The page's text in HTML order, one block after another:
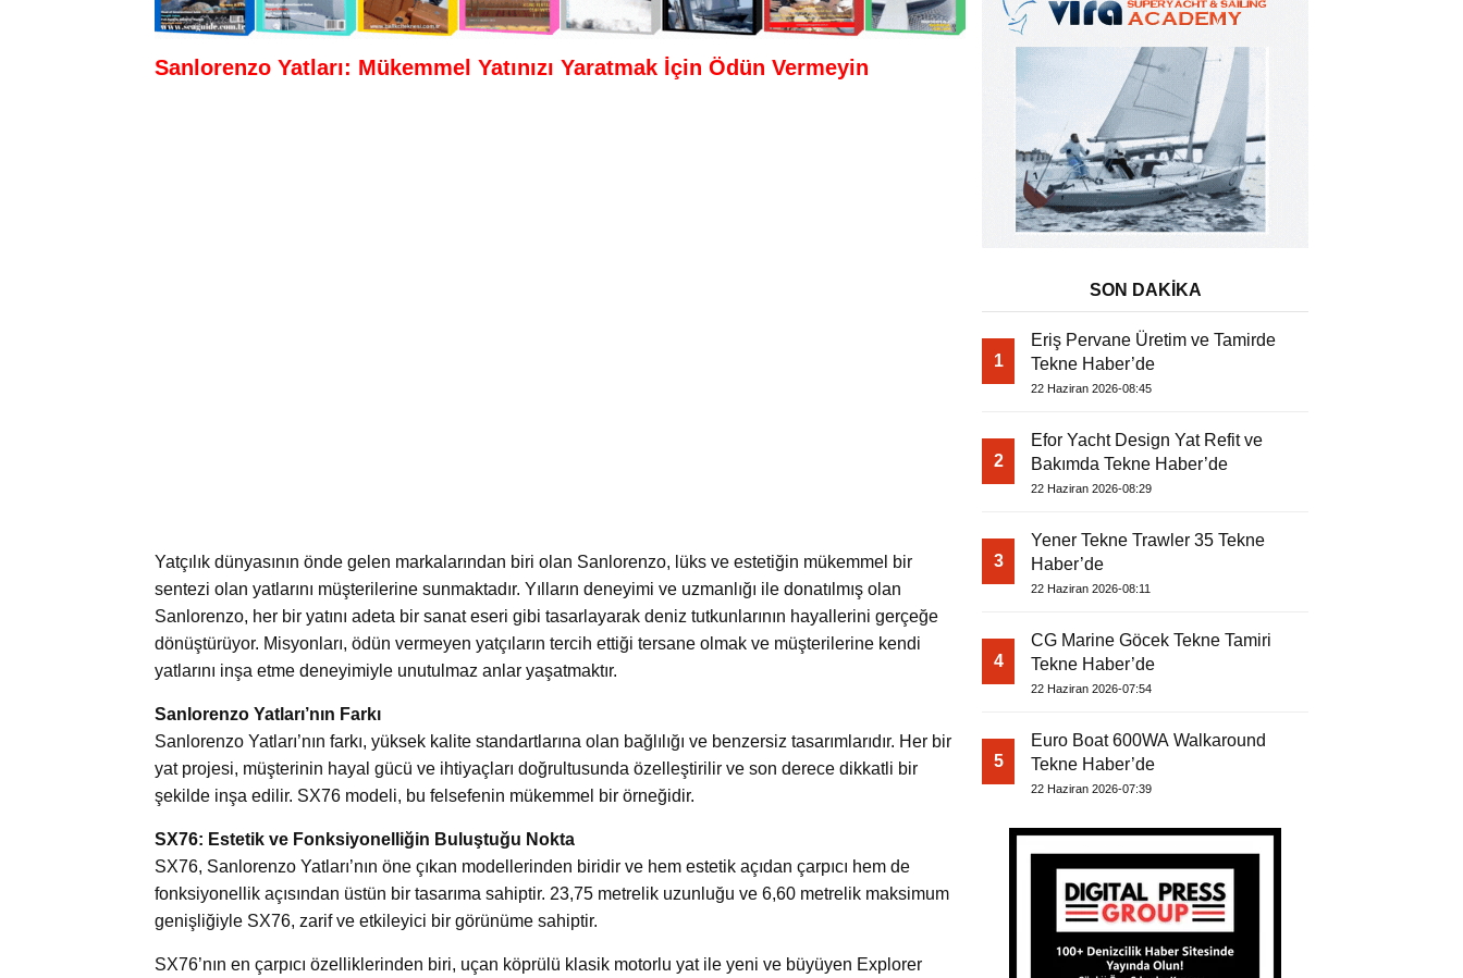
Sanlorenzo Yatları: Mükemmel Yatınızı Yaratmak İçin Ödün Vermeyin
Yatçılık dünyasının önde gelen markalarından biri olan Sanlorenzo, lüks ve estetiğin mükemmel bir
sentezi olan yatlarını müşterilerine sunmaktadır. Yılların deneyimi ve uzmanlığı ile donatılmış olan
Sanlorenzo, her bir yatını adeta bir sanat eseri gibi tasarlayarak deniz tutkunlarının hayallerini gerçeğe
dönüştürüyor. Misyonları, ödün vermeyen yatçıların tercih ettiği tersane olmak ve müşterilerine kendi
yatlarını inşa etme deneyimiyle unutulmaz anlar yaşatmaktır.
Sanlorenzo Yatları’nın Farkı
Sanlorenzo Yatları’nın farkı, yüksek kalite standartlarına olan bağlılığı ve benzersiz tasarımlarıdır. Her bir
yat projesi, müşterinin hayal gücü ve ihtiyaçları doğrultusunda özelleştirilir ve son derece dikkatli bir
şekilde inşa edilir. SX76 modeli, bu felsefenin mükemmel bir örneğidir.
SX76: Estetik ve Fonksiyonelliğin Buluştuğu Nokta
SX76, Sanlorenzo Yatları’nın öne çıkan modellerinden biridir ve hem estetik açıdan çarpıcı hem de
fonksiyonellik açısından üstün bir tasarıma sahiptir. 23,75 metrelik uzunluğu ve 6,60 metrelik maksimum
genişliğiyle SX76, zarif ve etkileyici bir görünüme sahiptir.
SX76’nın en çarpıcı özelliklerinden biri, uçan köprülü klasik motorlu yat ile yeni ve büyüyen Explorer
SON DAKİKA
1
Eriş Pervane Üretim ve Tamirde
Tekne Haber’de
22 Haziran 2026-08:45
2
Efor Yacht Design Yat Refit ve
Bakımda Tekne Haber’de
22 Haziran 2026-08:29
3
Yener Tekne Trawler 35 Tekne
Haber’de
22 Haziran 2026-08:11
4
CG Marine Göcek Tekne Tamiri
Tekne Haber’de
22 Haziran 2026-07:54
5
Euro Boat 600WA Walkaround
Tekne Haber’de
22 Haziran 2026-07:39